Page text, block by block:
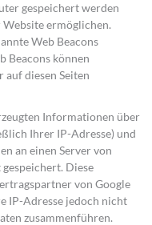
gespeichert werden
Website ermöglichen.
Web Beacons
Beacons können
diesen Seiten
Informationen über
Ihrer IP-Adresse) und
an einen Server von
Diese
von Google
IP-Adresse jedoch nicht
zusammenführen.